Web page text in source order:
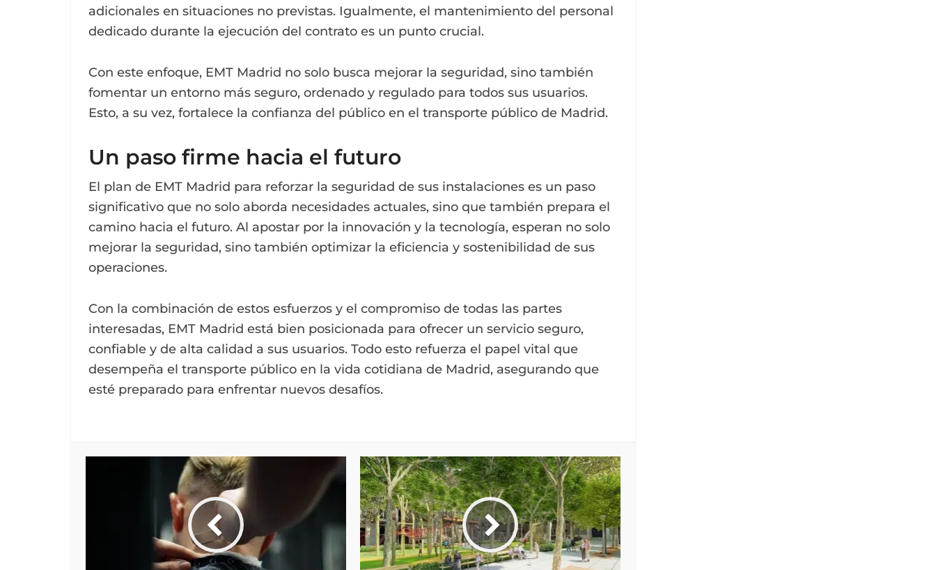
adicionales en situaciones no previstas. Igualmente, el mantenimiento del personal
dedicado durante la ejecución del contrato es un punto crucial.
Con este enfoque, EMT Madrid no solo busca mejorar la seguridad, sino también
fomentar un entorno más seguro, ordenado y regulado para todos sus usuarios.
Esto, a su vez, fortalece la confianza del público en el transporte público de Madrid.
Un paso firme hacia el futuro
El plan de EMT Madrid para reforzar la seguridad de sus instalaciones es un paso
significativo que no solo aborda necesidades actuales, sino que también prepara el
camino hacia el futuro. Al apostar por la innovación y la tecnología, esperan no solo
mejorar la seguridad, sino también optimizar la eficiencia y sostenibilidad de sus
operaciones.
Con la combinación de estos esfuerzos y el compromiso de todas las partes
interesadas, EMT Madrid está bien posicionada para ofrecer un servicio seguro,
confiable y de alta calidad a sus usuarios. Todo esto refuerza el papel vital que
desempeña el transporte público en la vida cotidiana de Madrid, asegurando que
esté preparado para enfrentar nuevos desafíos.